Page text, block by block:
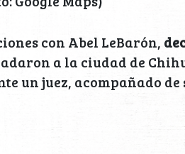
con Abel LeBarón,
a la ciudad de
un juez, acompañado de